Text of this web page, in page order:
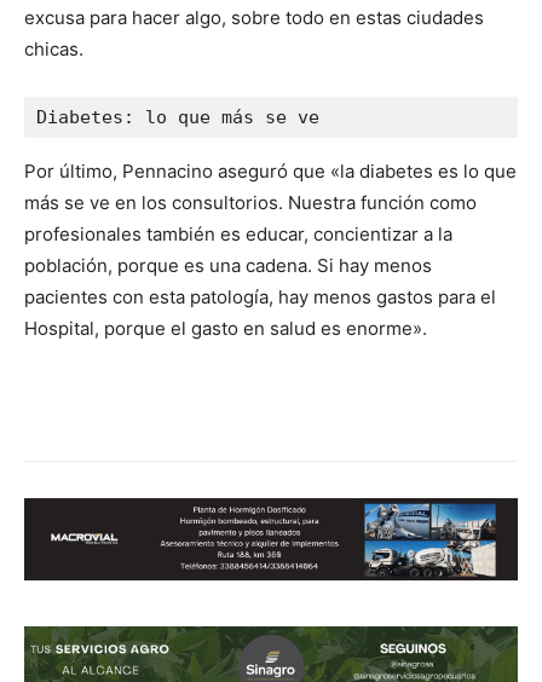
excusa para hacer algo, sobre todo en estas ciudades
chicas.
Diabetes: lo que más se ve
Por último, Pennacino aseguró que «la diabetes es lo que
más se ve en los consultorios. Nuestra función como
profesionales también es educar, concientizar a la
población, porque es una cadena. Si hay menos
pacientes con esta patología, hay menos gastos para el
Hospital, porque el gasto en salud es enorme».